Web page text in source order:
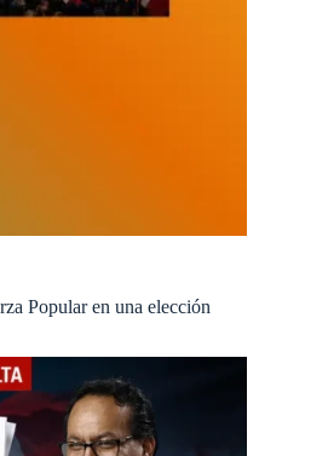
Popular en una elección